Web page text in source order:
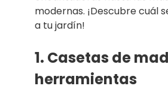
modernas. ¡Descubre cuál
a tu jardín!
1. Casetas de
herramientas